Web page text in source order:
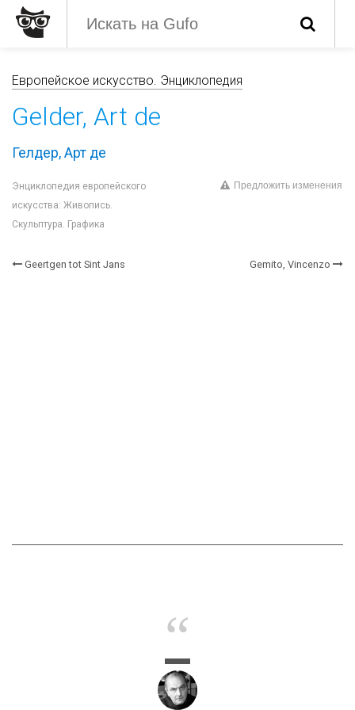
Европейское искусство. Энциклопедия
Gelder, Art de
Гелдер, Арт де
Энциклопедия европейского
искусства: Живопись.
Скульптура. Графика
Предложить изменения
Geertgen tot Sint Jans Gemito, Vincenzo